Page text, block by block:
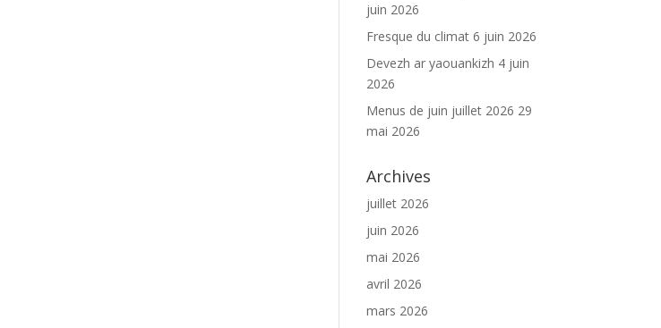
juin 2026
Fresque du climat 6 juin 2026
Devezh ar yaouankizh 4 juin
2026
Menus de juin juillet 2026 29
mai 2026
Archives
juillet 2026
juin 2026
mai 2026
avril 2026
mars 2026